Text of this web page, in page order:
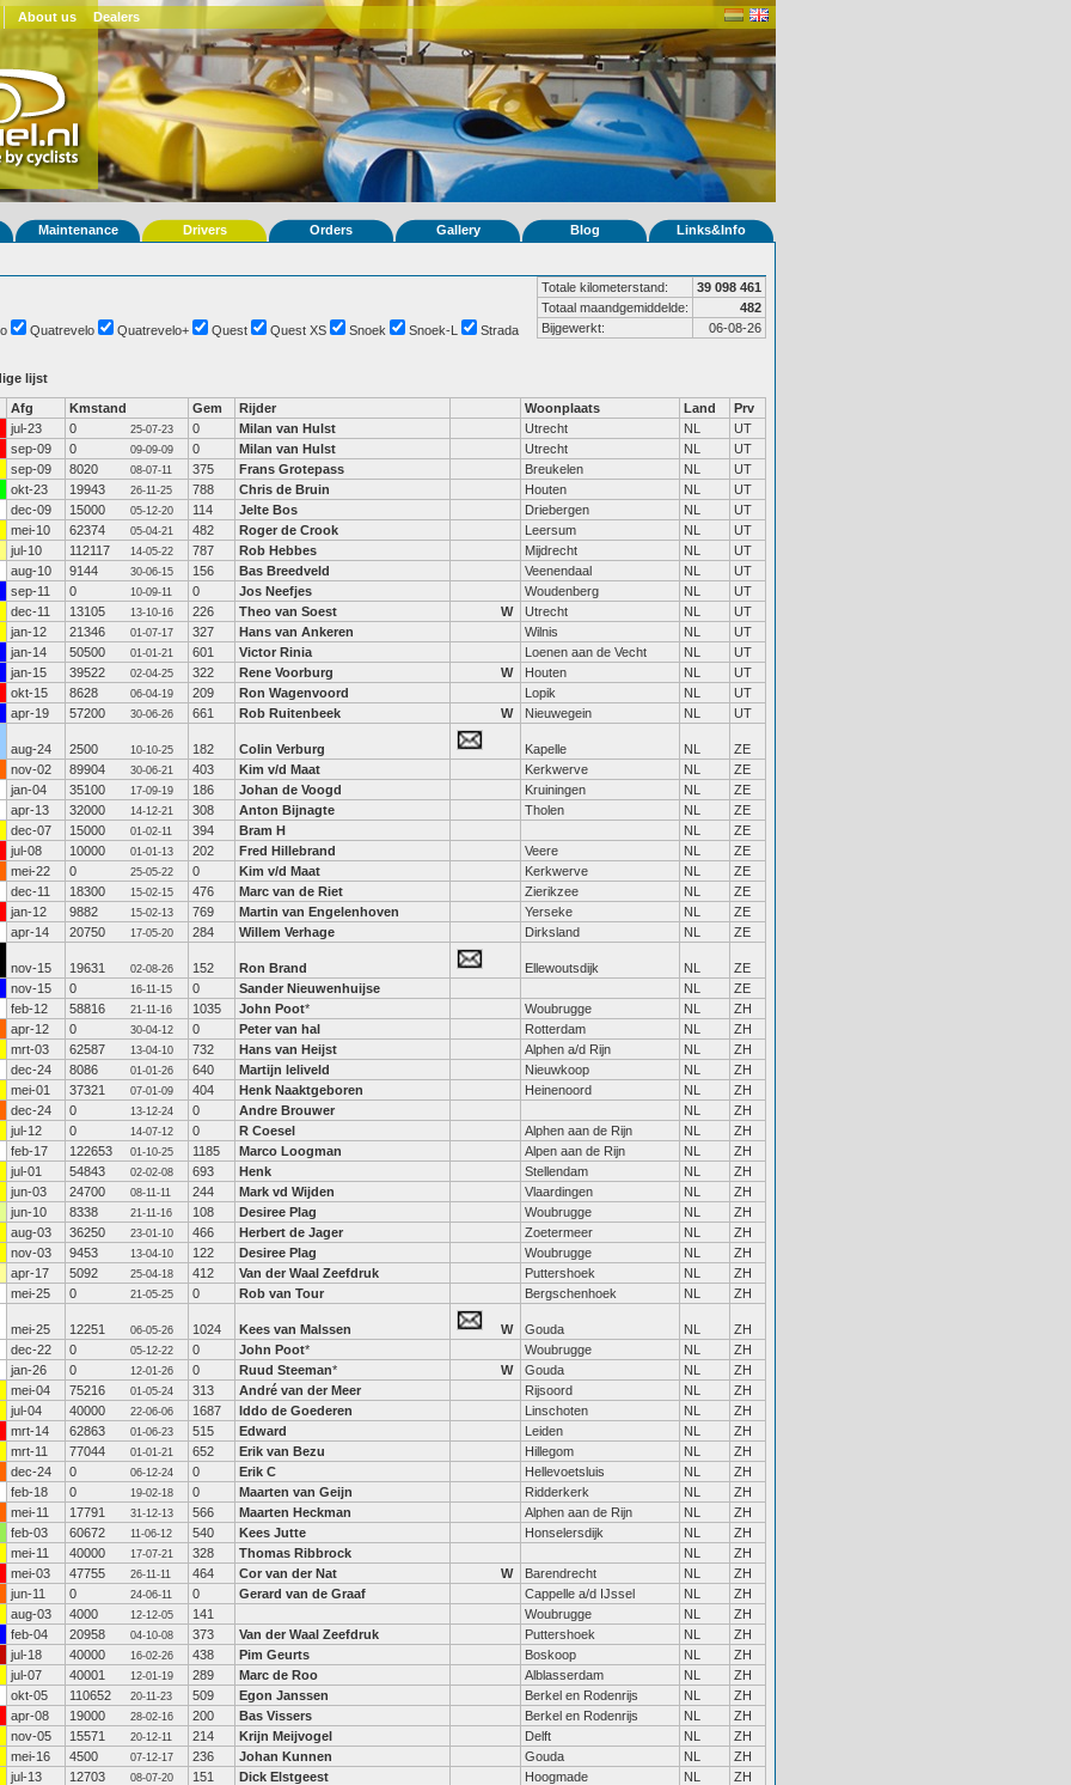
About us Dealers
Maintenance Drivers Orders Gallery Blog Links&Info
Totale kilometerstand:
39 098 461
Totaal maandgemiddelde:
482
Bijgewerkt:
06-08-26
Quatrevelo Quatrevelo+ Quest Quest XS Snoek Snoek-L Strada
lijst
Afg Kmstand Gem Rijder Woonplaats Land
Prv
jul-23
0 25-07-23 0 Milan van Hulst Utrecht NL
UT
sep-09
0 09-09-09 0 Milan van Hulst Utrecht NL
UT
sep-09
8020 08-07-11 375 Frans Grotepass Breukelen NL
UT
okt-23
19943 26-11-25 788 Chris de Bruin Houten NL
UT
dec-09
15000 05-12-20 114 Jelte Bos Driebergen NL
UT
mei-10
62374 05-04-21 482 Roger de Crook Leersum NL
UT
jul-10
112117 14-05-22 787 Rob Hebbes Mijdrecht NL
UT
aug-10
9144 30-06-15 156 Bas Breedveld Veenendaal NL
UT
sep-11
0 10-09-11 0 Jos Neefjes Woudenberg NL
UT
dec-11
13105 13-10-16 226 Theo van Soest W Utrecht NL
UT
jan-12
21346 01-07-17 327 Hans van Ankeren Wilnis NL
UT
jan-14
50500 01-01-21 601 Victor Rinia Loenen aan de Vecht NL
UT
jan-15
39522 02-04-25 322 Rene Voorburg W Houten NL
UT
okt-15
8628 06-04-19 209 Ron Wagenvoord Lopik NL
UT
apr-19
57200 30-06-26 661 Rob Ruitenbeek W Nieuwegein NL UT
aug-24 2500 10-10-25 182 Colin Verburg Kapelle NL
ZE
nov-02
89904 30-06-21 403 Kim v/d Maat Kerkwerve NL
ZE
jan-04
35100 17-09-19 186 Johan de Voogd Kruiningen NL
ZE
apr-13
32000 14-12-21 308 Anton Bijnagte Tholen NL
ZE
dec-07
15000 01-02-11 394 Bram H NL
ZE
jul-08
10000 01-01-13 202 Fred Hillebrand Veere NL
ZE
mei-22
0 25-05-22 0 Kim v/d Maat Kerkwerve NL
ZE
dec-11
18300 15-02-15 476 Marc van de Riet Zierikzee NL
ZE
jan-12
9882 15-02-13 769 Martin van Engelenhoven Yerseke NL
ZE
apr-14
20750 17-05-20 284 Willem Verhage Dirksland NL ZE
nov-15 19631 02-08-26 152 Ron Brand Ellewoutsdijk NL
ZE
nov-15
0 16-11-15 0 Sander Nieuwenhuijse NL
ZE
feb-12
58816 21-11-16 1035 John Poot* Woubrugge NL
ZH
apr-12
0 30-04-12 0 Peter van hal Rotterdam NL
ZH
mrt-03
62587 13-04-10 732 Hans van Heijst Alphen a/d Rijn NL
ZH
dec-24
8086 01-01-26 640 Martijn leliveld Nieuwkoop NL
ZH
mei-01
37321 07-01-09 404 Henk Naaktgeboren Heinenoord NL
ZH
dec-24
0 13-12-24 0 Andre Brouwer NL
ZH
jul-12
0 14-07-12 0 R Coesel Alphen aan de Rijn NL
ZH
feb-17
122653 01-10-25 1185 Marco Loogman Alpen aan de Rijn NL
ZH
jul-01
54843 02-02-08 693 Henk Stellendam NL
ZH
jun-03
24700 08-11-11 244 Mark vd Wijden Vlaardingen NL
ZH
jun-10
8338 21-11-16 108 Desiree Plag Woubrugge NL
ZH
aug-03
36250 23-01-10 466 Herbert de Jager Zoetermeer NL
ZH
nov-03
9453 13-04-10 122 Desiree Plag Woubrugge NL
ZH
apr-17
5092 25-04-18 412 Van der Waal Zeefdruk Puttershoek NL
ZH
mei-25
0 21-05-25 0 Rob van Tour Bergschenhoek NL ZH
mei-25 12251 06-05-26 1024 Kees van Malssen W Gouda NL
ZH
dec-22
0 05-12-22 0 John Poot* Woubrugge NL
ZH
jan-26
0 12-01-26 0 Ruud Steeman* W Gouda NL
ZH
mei-04
75216 01-05-24 313 André van der Meer Rijsoord NL
ZH
jul-04
40000 22-06-06 1687 Iddo de Goederen Linschoten NL
ZH
mrt-14
62863 01-06-23 515 Edward Leiden NL
ZH
mrt-11
77044 01-01-21 652 Erik van Bezu Hillegom NL
ZH
dec-24
0 06-12-24 0 Erik C Hellevoetsluis NL
ZH
feb-18
0 19-02-18 0 Maarten van Geijn Ridderkerk NL
ZH
mei-11
17791 31-12-13 566 Maarten Heckman Alphen aan de Rijn NL
ZH
feb-03
60672 11-06-12 540 Kees Jutte Honselersdijk NL
ZH
mei-11
40000 17-07-21 328 Thomas Ribbrock NL
ZH
mei-03
47755 26-11-11 464 Cor van der Nat W Barendrecht NL
ZH
jun-11
0 24-06-11 0 Gerard van de Graaf Cappelle a/d IJssel NL
ZH
aug-03
4000 12-12-05 141 Woubrugge NL
ZH
feb-04
20958 04-10-08 373 Van der Waal Zeefdruk Puttershoek NL
ZH
jul-18
40000 16-02-26 438 Pim Geurts Boskoop NL
ZH
jul-07
40001 12-01-19 289 Marc de Roo Alblasserdam NL
ZH
okt-05
110652 20-11-23 509 Egon Janssen Berkel en Rodenrijs NL
ZH
apr-08
19000 28-02-16 200 Bas Vissers Berkel en Rodenrijs NL
ZH
nov-05
15571 20-12-11 214 Krijn Meijvogel Delft NL
ZH
mei-16
4500 07-12-17 236 Johan Kunnen Gouda NL
ZH
jul-13
12703 08-07-20 151 Dick Elstgeest Hoogmade NL
ZH